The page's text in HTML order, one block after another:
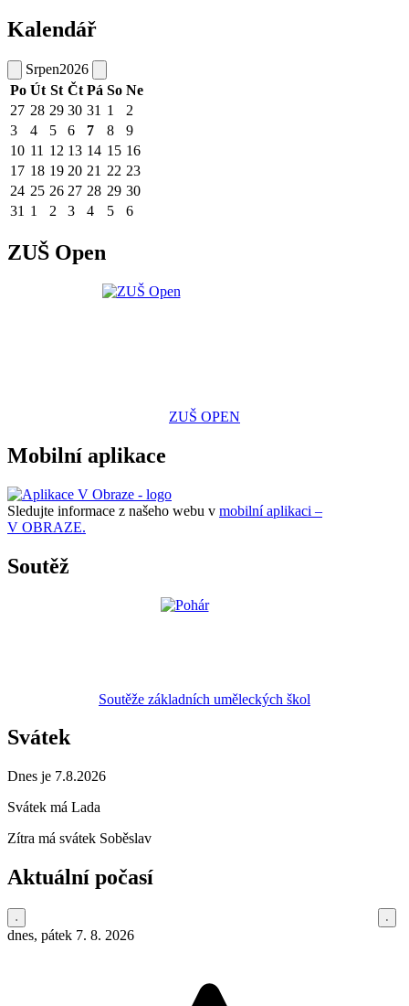
Kalendář
Srpen2026
Po Út St Čt Pá So Ne
27 28 29 30 31 1
2
3
4 5 6 7 8
9
10 11 12 13 14 15 16
17 18 19 20 21 22 23
24 25 26 27 28 29 30
31 1 2 3 4 5 6
ZUŠ Open
ZUŠ OPEN
Mobilní aplikace
Sledujte informace z našeho webu v mobilní aplikaci –
V OBRAZE.
Soutěž
Soutěže základních uměleckých škol
Svátek
Dnes je 7.8.2026
Svátek má Lada
Zítra má svátek Soběslav
Aktuální počasí
dnes, pátek 7. 8. 2026